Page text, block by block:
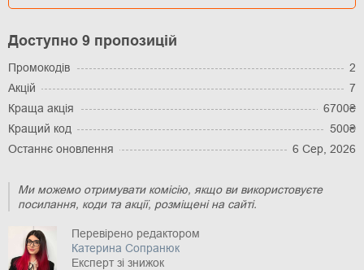
Доступно 9 пропозицій
Промокодів
2
Акцій
7
Краща акція
6700₴
Кращий код
500₴
Останнє оновлення
6 Сер, 2026
Ми можемо отримувати комісію, якщо ви використовуєте
посилання, коди та акції, розміщені на сайті.
Перевірено редактором
Катерина Сопранюк
Експерт зі знижок